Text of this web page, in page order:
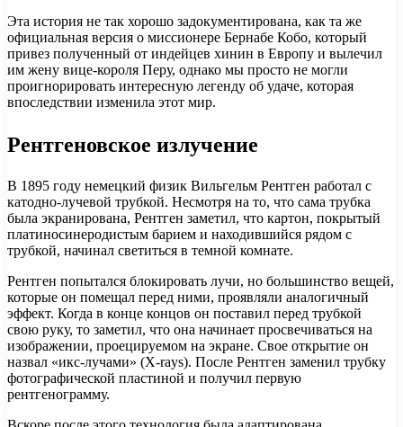
Эта история не так хорошо задокументирована, как та же
официальная версия о миссионере Бернабе Кобо, который
привез полученный от индейцев хинин в Европу и вылечил
им жену вице-короля Перу, однако мы просто не могли
проигнорировать интересную легенду об удаче, которая
впоследствии изменила этот мир.
Рентгеновское излучение
В 1895 году немецкий физик Вильгельм Рентген работал с
катодно-лучевой трубкой. Несмотря на то, что сама трубка
была экранирована, Рентген заметил, что картон, покрытый
платиносинеродистым барием и находившийся рядом с
трубкой, начинал светиться в темной комнате.
Рентген попытался блокировать лучи, но большинство вещей,
которые он помещал перед ними, проявляли аналогичный
эффект. Когда в конце концов он поставил перед трубкой
свою руку, то заметил, что она начинает просвечиваться на
изображении, проецируемом на экране. Свое открытие он
назвал «икс-лучами» (X-rays). После Рентген заменил трубку
фотографической пластиной и получил первую
рентгенограмму.